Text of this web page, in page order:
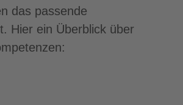
das passende
Hier ein Überblick über